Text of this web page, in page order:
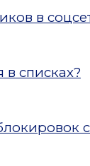
в
списках?